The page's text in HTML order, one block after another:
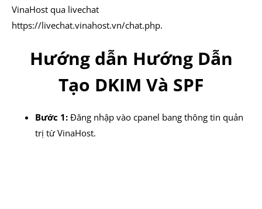
VinaHost qua livechat
https://livechat.vinahost.vn/chat.php.
Hướng dẫn Hướng Dẫn
Tạo DKIM Và SPF
Bước 1: Đăng nhập vào cpanel bang thông tin quản
trị từ VinaHost.